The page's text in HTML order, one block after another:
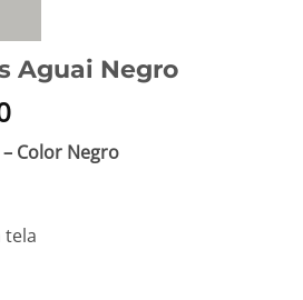
Aguai Negro
El
precio
actual
Color Negro
tela